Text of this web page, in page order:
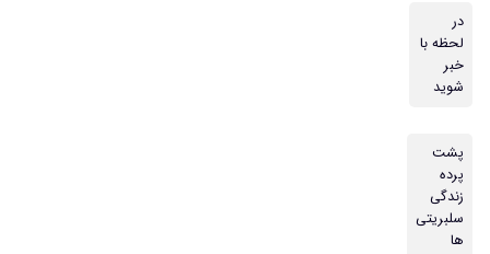
در
لحظه با
خبر
شوید
پشت
پرده
زندگی
سلبریتی
ها